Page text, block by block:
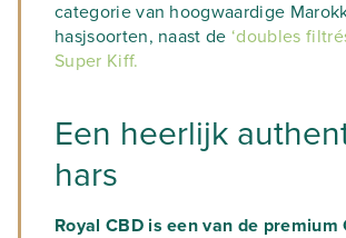
categorie van hoogwaardige
hasjsoorten, naast de‘doubles
Super Kiff.
Een heerlijk
hars
Royal CBD is een van de premium